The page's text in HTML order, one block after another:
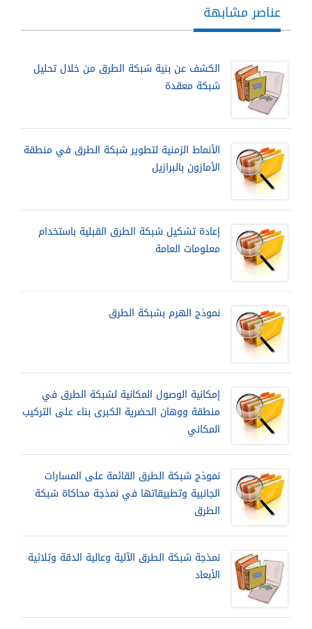
عناصر مشابهة
الكشف عن بنية شبكة الطرق من خلال تحليل
شبكة معقدة
الأنماط الزمنية لتطوير شبكة الطرق في منطقة
الأمازون بالبرازيل
إعادة تشكيل شبكة الطرق القبلية باستخدام
معلومات العامة
نموذج الهرم بشبكة الطرق
إمكانية الوصول المكانية لشبكة الطرق في
منطقة ووهان الحضرية الكبرى بناء على التركيب
المكاني
نموذج شبكة الطرق القائمة على المسارات
الجانبية وتطبيقاتها في نمذجة محاكاة شبكة
الطرق
نمذجة شبكة الطرق الآلية وعالية الدقة وثلاثية
الأبعاد